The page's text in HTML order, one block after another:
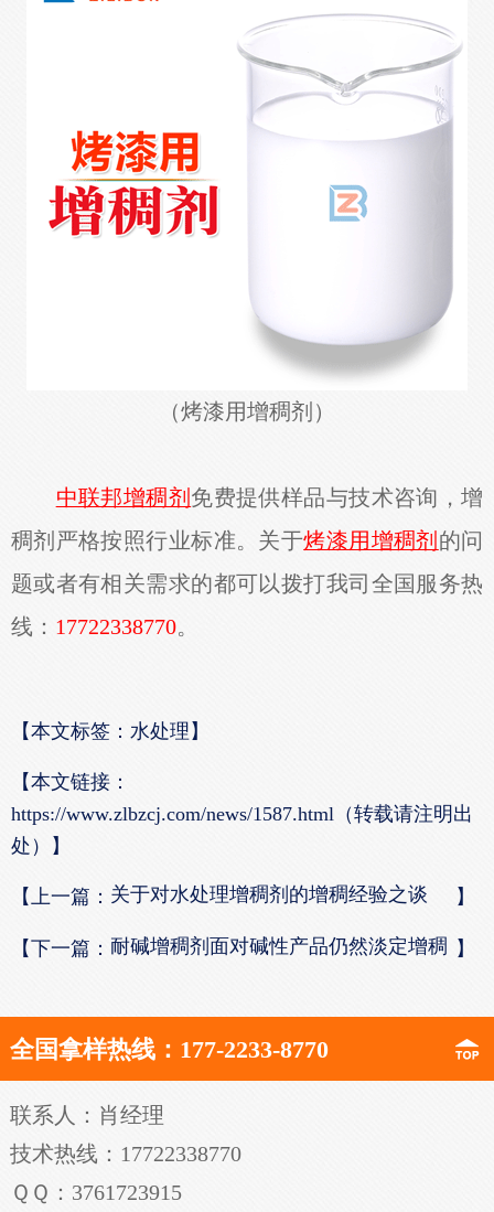
（烤漆用增稠剂 ）
中联邦增稠剂 免费提供样品与技术咨询，增
稠剂严格按照行业标准。关于烤漆用增稠剂 的问
题或者有相关需求的都可以拨打我司全国服务热
线： 17722338770。
【本文标签：水处理】
【本文链接：
https://www.zlbzcj.com/news/1587.html（转载请注明出
处）】
【上一篇： 关于对水处理增稠剂的增稠经验之谈 】
【下一篇： 耐碱增稠剂面对碱性产品仍然淡定增稠 】
全国拿样热线：177-2233-8770
联系人：肖经理
技术热线：17722338770
ＱＱ：3761723915